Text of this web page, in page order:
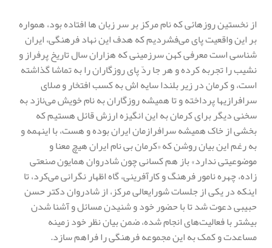
از نخستین روزهائی که نام مرکز بر سر زبان ها افتاده بود، همواره
بر این واقعیت پای می‌فشردیم که هدف این نهاد فرهنگی، ایران
شناسی است معرفی کهن سرزمینی که هزاران سال تاریخ پرفراز و
نشیب را تجربه کرده و هر جا ردّ پای روزگاران را به تماشا گذاشته
است، و کرمان در زیر بلندا سایه اش به کسب افتخار و صلای
سرافرازیها پرداخته و تا همیشه روزگاران به نام خویش می‌نازد به
سخنی دیگر برای کرمان به این انگیزه ارزش قائل هستیم که
بخشی از خاک همیشه سرافرازمان ایران بوده و هست، با اینهمه و
به رغم این بیان روشن که «کرمان بی نام ایران هیچ معنا و
موضوعیتی ندارد» باز هم کسانی چون شادروان همایون صنعتی
زاده، چهره نامور فرهنگ و کارآفرینی، گاه اظهار نگرانی می‌کرد، تا
اینکه در یکی از جلسات شورایعالی مرکز، از شادروان دکتر حسن
حبیبی دعوت شد تا با حضور خود و شنیدن مسائل و آشنا شدن
بیشتر با فعالیت‌های انجام شده، ضمن بیان نظر خود زمینه
مساعدت و کمک به این مجموعه فرهنگی را فراهم سازد.